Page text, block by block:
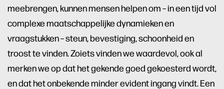
meebrengen, kunnen mensen helpen om – in een tijd vol
complexe maatschappelijke dynamieken en
vraagstukken – steun, bevestiging, schoonheid en
troost te vinden. Zoiets vinden we waardevol, ook al
merken we op dat het gekende goed gekoesterd wordt,
en dat het onbekende minder evident ingang vindt. Een